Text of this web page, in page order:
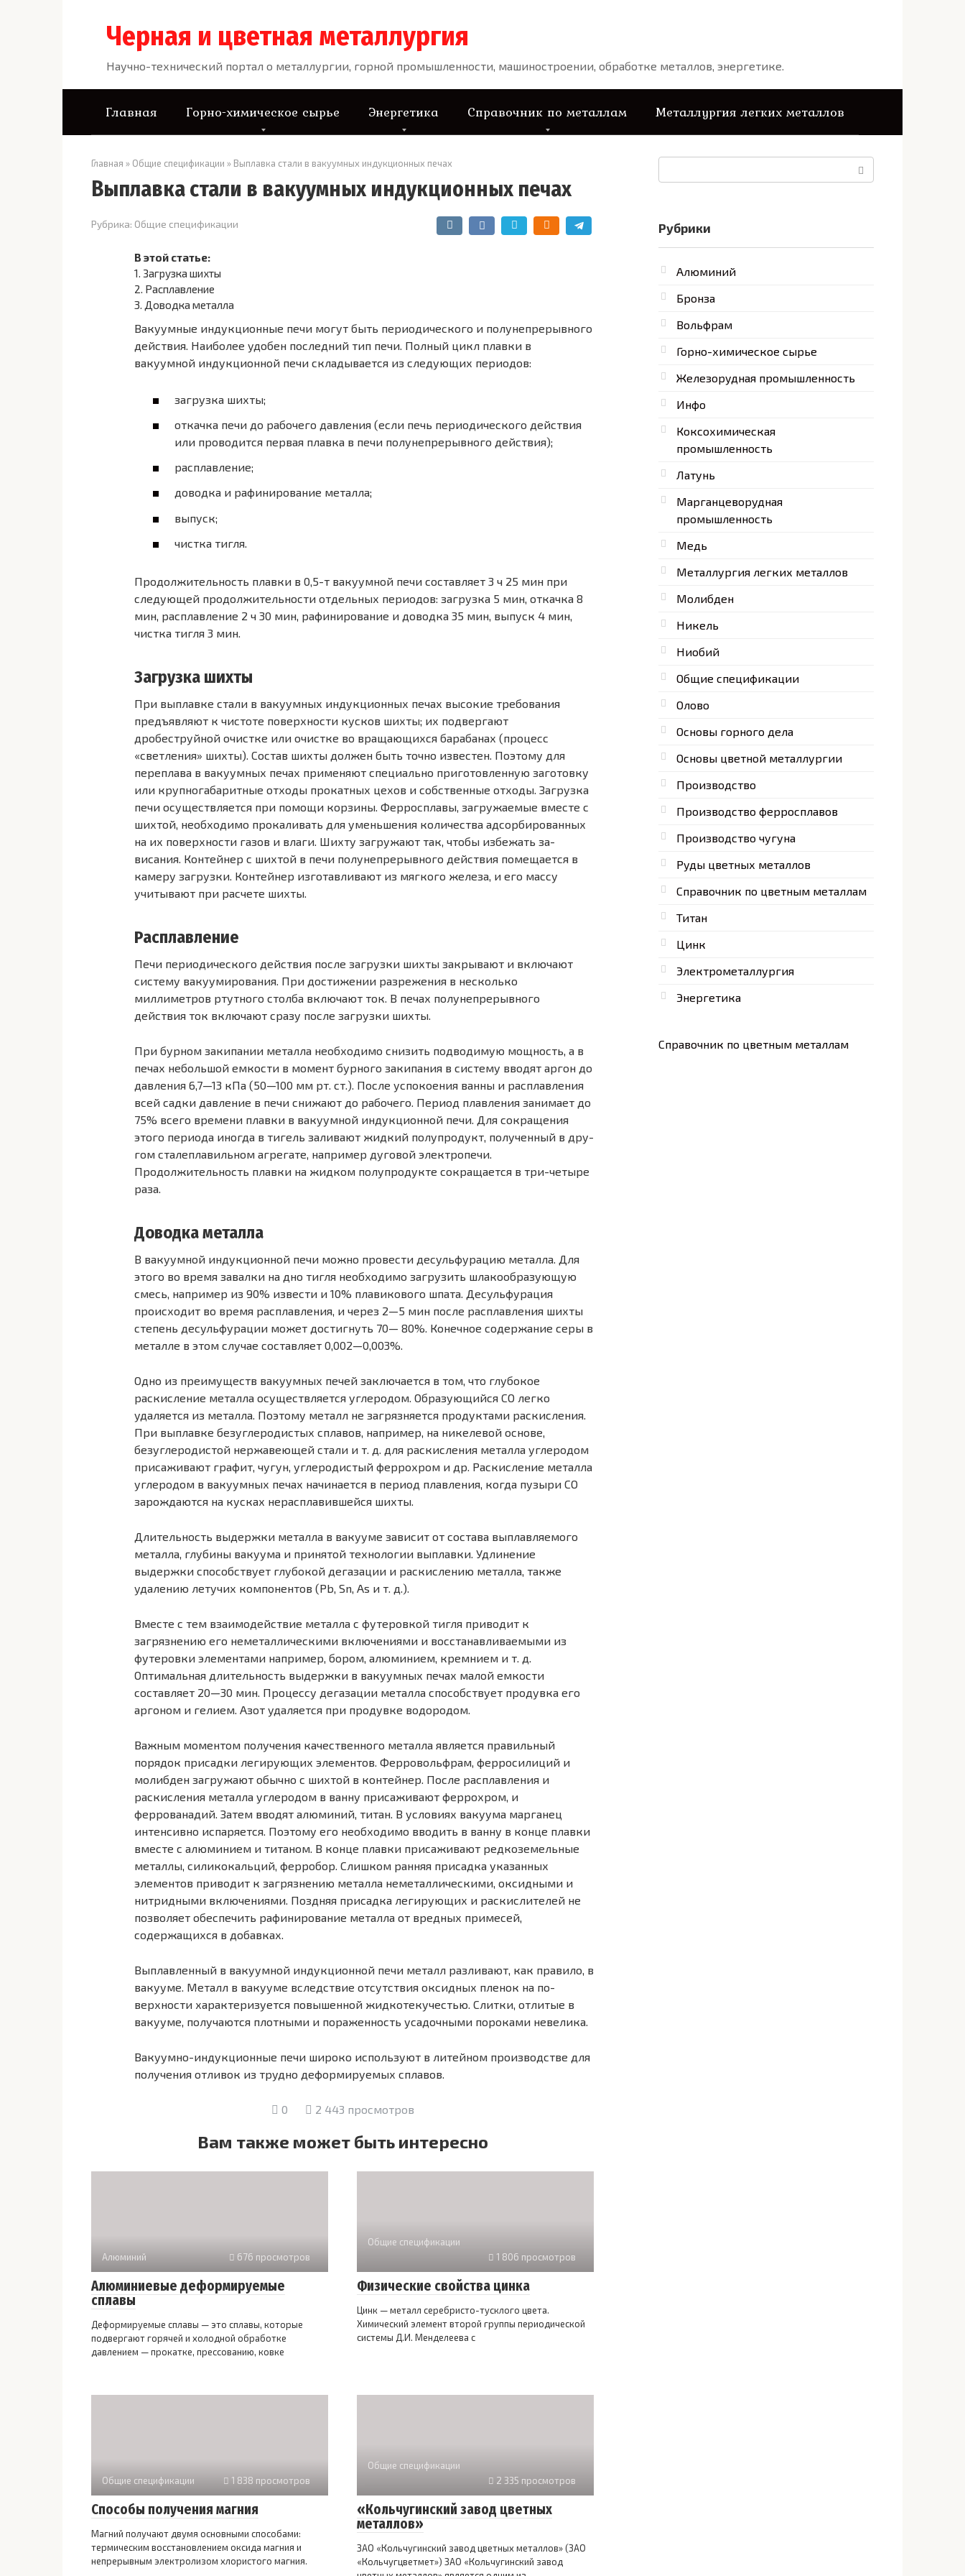
Черная и цветная металлургия
Научно-технический портал о металлургии, горной промышленности, машиностроении, обработке металлов, энергетике.
Главная Горно-химическое сырье Энергетика Справочник по металлам Металлургия легких металлов
Главная » Общие спецификации » Выплавка стали в вакуумных индукционных печах
Выплавка стали в вакуумных индукционных печах
Рубрика: Общие спецификации
В этой статье:
1. Загрузка шихты
2. Расплавление
3. Доводка металла
Вакуумные индукционные печи могут быть периоди­ческого и полунепрерывного
действия. Наиболее удобен последний тип печи. Полный цикл плавки в
вакуумной индукционной печи складывается из следующих периодов:
загрузка шихты;
откачка печи до рабочего давления (если печь периодического действия
или прово­дится первая плавка в печи полунепрерывного дейст­вия);
расплавление;
доводка и рафинирование металла;
выпуск;
чистка тигля.
Продолжитель­ность плавки в 0,5-т вакуумной печи составляет 3 ч 25 мин при
следующей продолжительности отдельных периодов: загрузка 5 мин, откачка 8
мин, расплавление 2 ч 30 мин, рафинирование и доводка 35 мин, выпуск 4 мин,
чистка тигля 3 мин.
Загрузка шихты
При выплавке стали в вакуумных индукционных печах высокие требования
предъявляют к чистоте поверхности кусков шихты; их подвергают
дробеструйной очистке или очистке во вращающихся барабанах (процесс
«светления» шихты). Состав шихты должен быть точно известен. Поэтому для
переплава в вакуумных печах применяют специально приготовлен­ную заготовку
или крупногабаритные отходы прокатных цехов и собственные отходы. Загрузка
печи осуществля­ется при помощи корзины. Ферросплавы, загружаемые вместе с
шихтой, необходимо прокаливать для уменьше­ния количества адсорбированных
на их поверхности га­зов и влаги. Шихту загружают так, чтобы избежать за­
висания. Контейнер с шихтой в печи полунепрерывного действия помещается в
камеру загрузки. Контейнер из­готавливают из мягкого железа, и его массу
учитывают при расчете шихты.
Расплавление
Печи периодического действия после загрузки шихты закрывают и включают
систему ваку­умирования. При достижении разрежения в несколько
миллиметров ртутного столба включают ток. В печах полунепрерывного
действия ток включают сразу после загрузки шихты.
При бурном закипании металла необходимо снизить подводимую мощность, а в
печах небольшой емкости в момент бурного закипания в систему вводят аргон до
давления 6,7—13 кПа (50—100 мм рт. ст.). После успокоения ванны и расплавления
всей садки давление в печи снижают до рабочего. Период плавления занимает до
75% всего времени плавки в вакуумной индукцион­ной печи. Для сокращения
этого периода иногда в ти­гель заливают жидкий полупродукт, полученный в дру­
гом сталеплавильном агрегате, например дуговой электропечи.
Продолжительность плавки на жидком по­лупродукте сокращается в три-четыре
раза.
Доводка металла
В вакуумной индукционной печи можно провести десульфурацию металла. Для
этого во время завалки на дно тигля необходимо загрузить шла­кообразующую
смесь, например из 90% извести и 10% плавикового шпата. Десульфурация
происходит во вре­мя расплавления, и через 2—5 мин после расплавления шихты
степень десульфурации может достигнуть 70— 80%. Конечное содержание серы в
металле в этом слу­чае составляет 0,002—0,003%.
Одно из преимуществ вакуумных печей заключает­ся в том, что глубокое
раскисление металла осуществля­ется углеродом. Образующийся СО легко
удаляется из металла. Поэтому металл не загрязняется продуктами раскисления.
При выплавке безуглеродистых сплавов, например, на никелевой основе,
безуглеродистой нержавеющей стали и т. д. для раскисления металла углеро­дом
присаживают графит, чугун, углеродистый феррохром и др. Раскисление металла
углеродом в вакуумных печах начинается в период плавления, когда пузыри СО
зарождаются на кусках нерасплавившейся шихты.
Длительность выдержки металла в вакууме зависит от состава выплавляемого
металла, глубины вакуума и принятой технологии выплавки. Удлинение
выдержки способствует глубокой дегазации и раскислению метал­ла, также
удалению летучих компонентов (Pb, Sn, As и т. д.).
Вместе с тем взаимодействие металла с футеров­кой тигля приводит к
загрязнению его неметаллически­ми включениями и восстанавливаемыми из
футеровки элементами например, бором, алюминием, кремнием и т. д.
Оптимальная длительность выдержки в вакуумных печах малой емкости
составляет 20—30 мин. Процессу дегазации металла способствует продувка его
аргоном и гелием. Азот удаляется при продувке водородом.
Важным моментом получения качественного метал­ла является правильный
порядок присадки легирующих элементов. Ферровольфрам, ферросилиций и
молибден загружают обычно с шихтой в контейнер. После расплавления и
раскисления металла углеродом в ванну приса­живают феррохром, и
феррованадий. Затем вводят алю­миний, титан. В условиях вакуума марганец
интенсивно испаряется. Поэтому его необходимо вводить в ванну в конце плавки
вместе с алюминием и титаном. В конце плавки присаживают редкоземельные
металлы, силикокальций, ферробор. Слишком ранняя присадка указан­ных
элементов приводит к загрязнению металла неметал­лическими, оксидными и
нитридными включениями. Поздняя присадка легирующих и раскислителей не
по­зволяет обеспечить рафинирование металла от вредных примесей,
содержащихся в добавках.
Выплавленный в вакуумной индукционной печи ме­талл разливают, как правило, в
вакууме. Металл в ваку­уме вследствие отсутствия оксидных пленок на по­
верхности характеризуется повышенной жидкотекучестью. Слитки, отлитые в
вакууме, получаются плот­ными и пораженность усадочными пороками невелика.
Вакуумно-индукционные печи широко используют в литейном производстве для
получения отливок из трудно деформируемых сплавов.
0 2 443 просмотров
Вам также может быть интересно
Алюминий 676 просмотров
Алюминиевые деформируемые
сплавы
Деформируемые сплавы — это сплавы, которые
подвергают горячей и холодной обработке
давлением — прокатке, прессованию, ковке
Общие спецификации
1 806 просмотров
Физические свойства цинка
Цинк — металл серебристо-тусклого цвета.
Химический элемент второй группы периодической
системы Д.И. Менделеева с
Общие спецификации 1 838 просмотров
Способы получения магния
Магний получают двумя основными способами:
термическим восстановлением оксида магния и
непрерывным электролизом хлористого магния.
Общие спецификации
2 335 просмотров
«Кольчугинский завод цветных
металлов»
ЗАО «Кольчугинский завод цветных металлов» (ЗАО
«Кольчугцветмет») ЗАО «Кольчугинский завод
Рубрики
Алюминий
Бронза
Вольфрам
Горно-химическое сырье
Железорудная промышленность
Инфо
Коксохимическая
промышленность
Латунь
Марганцеворудная
промышленность
Медь
Металлургия легких металлов
Молибден
Никель
Ниобий
Общие спецификации
Олово
Основы горного дела
Основы цветной металлургии
Производство
Производство ферросплавов
Производство чугуна
Руды цветных металлов
Справочник по цветным металлам
Титан
Цинк
Электрометаллургия
Энергетика
Справочник по цветным металлам